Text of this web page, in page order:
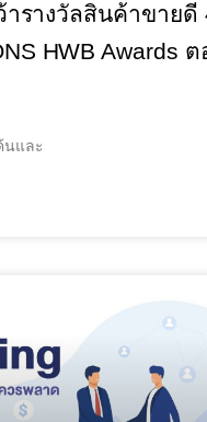
ารางวัลสินค้าขายดี
HWB Awards ต
นและ